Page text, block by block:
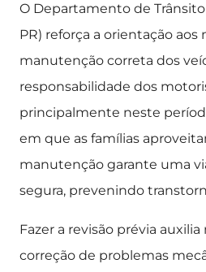
O Departamento de
PR) reforça a orientação aos
manutenção correta dos
responsabilidade dos
principalmente neste
em que as famílias
manutenção garante uma
segura, prevenindo
Fazer a revisão prévia
correção de problemas